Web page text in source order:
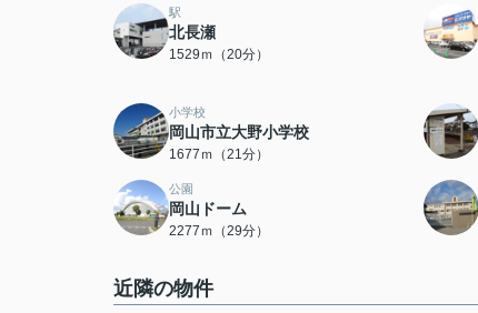
駅
北長瀬
1529ｍ（20分）
小学校
岡山市立大野小学校
1677ｍ（21分）
公園
岡山ドーム
2277ｍ（29分）
近隣の物件